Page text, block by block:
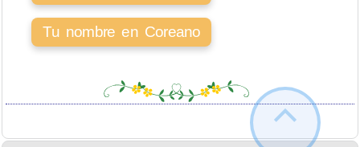
Tu nombre en Coreano